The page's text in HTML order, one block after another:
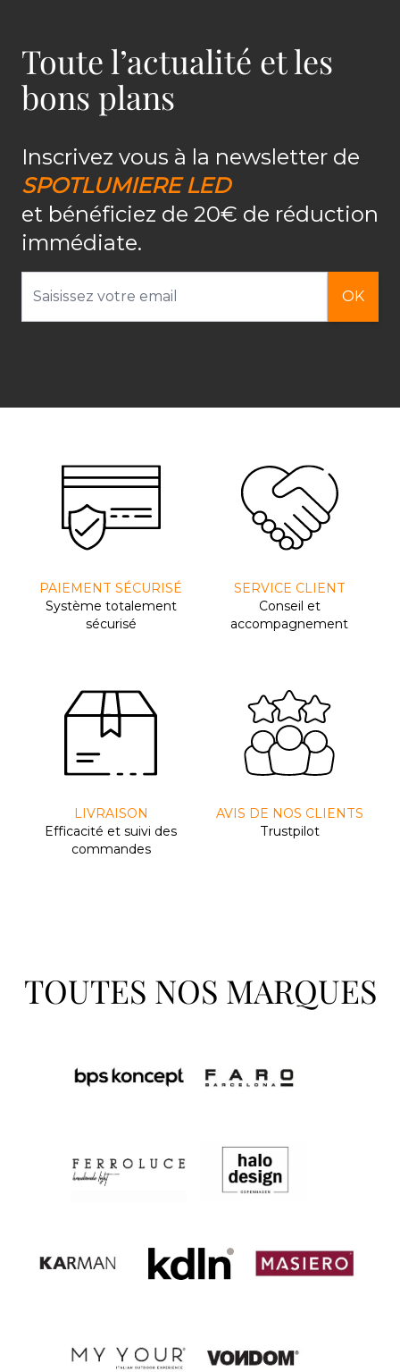
Toute l’actualité et les
bons plans
Inscrivez vous à la newsletter de
SPOTLUMIERE LED
et bénéficiez de 20€ de réduction
immédiate.
OK
PAIEMENT SÉCURISÉ
Système totalement
sécurisé
SERVICE CLIENT
Conseil et
accompagnement
LIVRAISON
Efﬁcacité et suivi des
commandes
AVIS DE NOS CLIENTS
Trustpilot
TOUTES NOS MARQUES